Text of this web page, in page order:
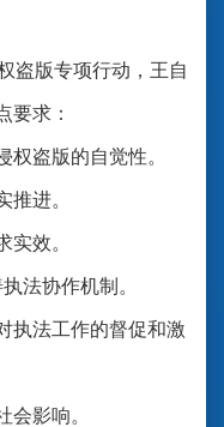
盗版专项行动，王自
要求：
权盗版的自觉性。
推进。
实效。
法协作机制。
执法工作的督促和激
社会影响。